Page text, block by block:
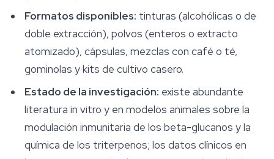
Formatos disponibles: tinturas (alcohólicas o de
doble extracción), polvos (enteros o extracto
atomizado), cápsulas, mezclas con café o té,
gominolas y kits de cultivo casero.
Estado de la investigación: existe abundante
literatura in vitro y en modelos animales sobre la
modulación inmunitaria de los beta-glucanos y la
química de los triterpenos; los datos clínicos en